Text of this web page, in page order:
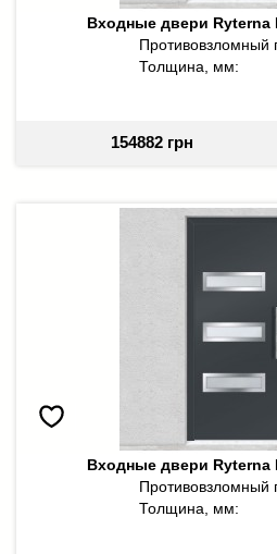
Входные двери Ryterna
Противовзломный
Толщина, мм:
154882 грн
Входные двери Ryterna
Противовзломный
Толщина, мм: